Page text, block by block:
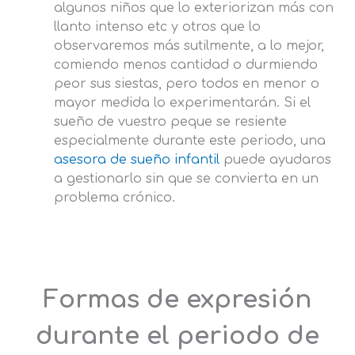
algunos niños que lo exteriorizan más con
llanto intenso etc y otros que lo
observaremos más sutilmente, a lo mejor,
comiendo menos cantidad o durmiendo
peor sus siestas, pero todos en menor o
mayor medida lo experimentarán. Si el
sueño de vuestro peque se resiente
especialmente durante este periodo, una
asesora de sueño infantil puede ayudaros
a gestionarlo sin que se convierta en un
problema crónico.
Formas de expresión
durante el periodo de